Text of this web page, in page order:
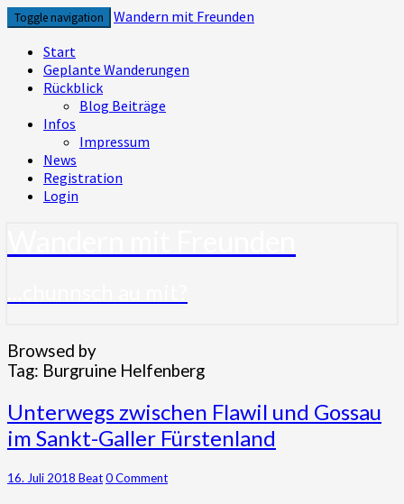
Skip
to
content
Toggle navigation
Wandern mit Freunden
Start
Geplante Wanderungen
Rückblick
Blog Beiträge
Infos
Impressum
News
Registration
Login
Browsed by
Tag: Burgruine Helfenberg
Unterwegs
zwischen
Flawil
Gossau
Unterwegs zwischen Flawil und Gossau
im Sankt-Galler Fürstenland
16. Juli 2018 BeatComments
0 Comment